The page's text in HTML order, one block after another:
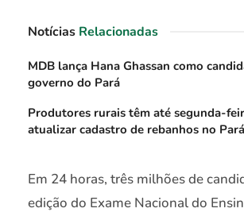
Notícias Relacionadas
MDB lança Hana Ghassan como
governo do Pará
Produtores rurais têm até segunda-
atualizar cadastro de rebanhos no Pará
Em 24 horas, três milhões de
edição do Exame Nacional do